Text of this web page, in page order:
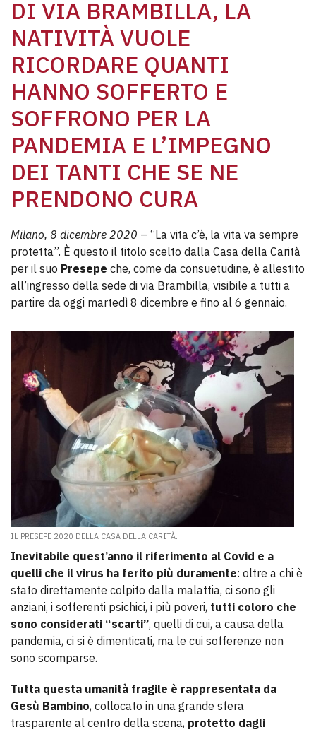
DI VIA BRAMBILLA, LA
NATIVITÀ VUOLE
RICORDARE QUANTI
HANNO SOFFERTO E
SOFFRONO PER LA
PANDEMIA E L’IMPEGNO
DEI TANTI CHE SE NE
PRENDONO CURA
Milano, 8 dicembre 2020 – “La vita c’è, la vita va sempre
protetta”. È questo il titolo scelto dalla Casa della Carità
per il suo Presepe che, come da consuetudine, è allestito
all’ingresso della sede di via Brambilla, visibile a tutti a
partire da oggi martedì 8 dicembre e fino al 6 gennaio.
IL PRESEPE 2020 DELLA CASA DELLA CARITÀ.
Inevitabile quest’anno il riferimento al Covid e a
quelli che il virus ha ferito più duramente: oltre a chi è
stato direttamente colpito dalla malattia, ci sono gli
anziani, i sofferenti psichici, i più poveri, tutti coloro che
sono considerati “scarti”, quelli di cui, a causa della
pandemia, ci si è dimenticati, ma le cui sofferenze non
sono scomparse.
Tutta questa umanità fragile è rappresentata da
Gesù Bambino, collocato in una grande sfera
trasparente al centro della scena, protetto dagli